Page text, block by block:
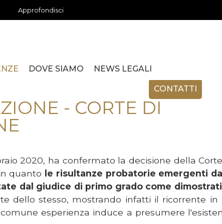
Approfondisci
DOVE SIAMO NEWS LEGALI
PER PROFESSIONISTICONTATTI
- CORTE DI
2020, ha confermato la decisione della
quanto
le risultanze probatorie emergenti
dal giudice di primo grado come
dello stesso, mostrando infatti il ricorrente in
esperienza induce a presumere